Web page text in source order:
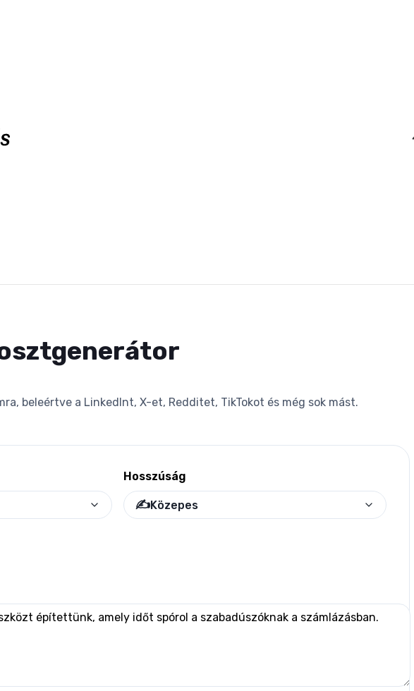
beleértve a LinkedInt, X-et, Redditet, TikTokot és még sok mást.
Hosszúság
✍️Közepes